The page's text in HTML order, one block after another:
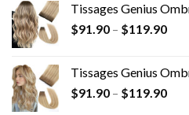
Tissages Genius
$91.90 – $119.90
Tissages Genius
$91.90 – $119.90